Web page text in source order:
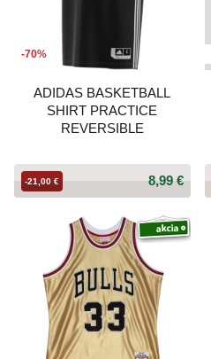
-70%
ADIDAS BASKETBALL
SHIRT PRACTICE
REVERSIBLE
8,99 €
-21,00 €